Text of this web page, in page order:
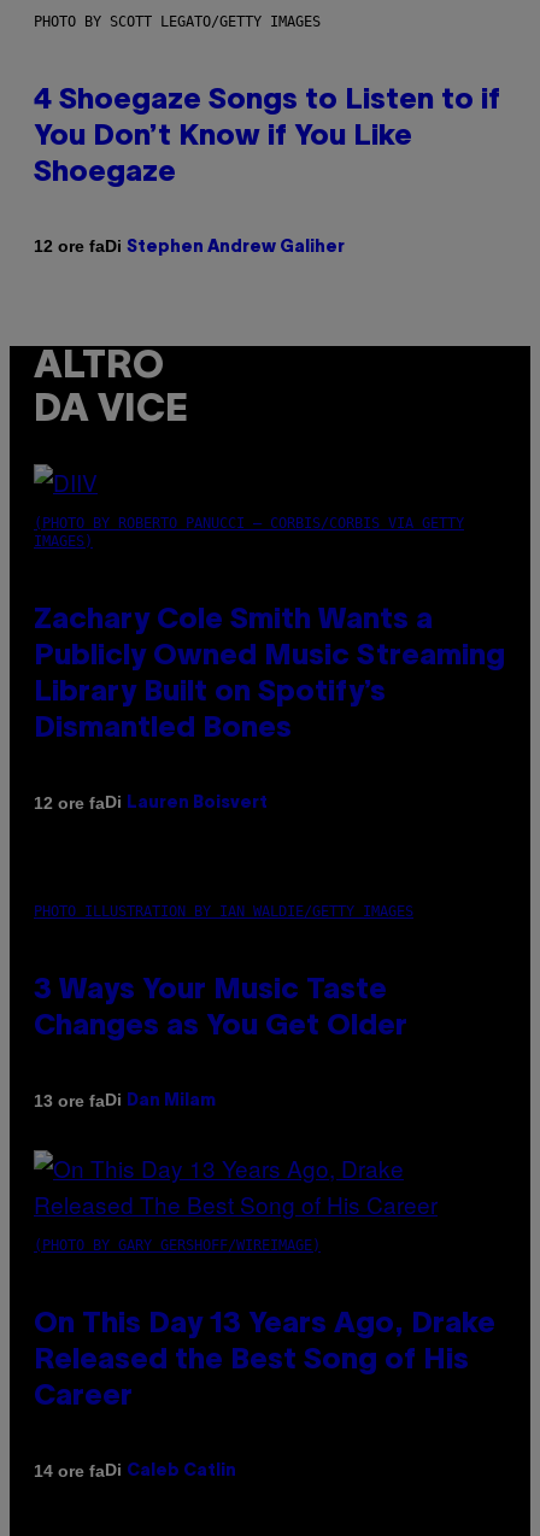
PHOTO BY SCOTT LEGATO/GETTY IMAGES
4 Shoegaze Songs to Listen to if
You Don’t Know if You Like
Shoegaze
12 ore faDi Stephen Andrew Galiher
ALTRO
DA VICE
(PHOTO BY ROBERTO PANUCCI – CORBIS/CORBIS VIA GETTY
IMAGES)
Zachary Cole Smith Wants a
Publicly Owned Music Streaming
Library Built on Spotify’s
Dismantled Bones
12 ore faDi Lauren Boisvert
PHOTO ILLUSTRATION BY IAN WALDIE/GETTY IMAGES
3 Ways Your Music Taste
Changes as You Get Older
13 ore faDi Dan Milam
(PHOTO BY GARY GERSHOFF/WIREIMAGE)
On This Day 13 Years Ago, Drake
Released the Best Song of His
Career
14 ore faDi Caleb Catlin